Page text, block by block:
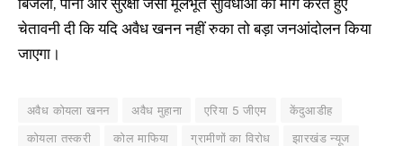
चेतावनी दी कि यदि अवैध खनन नहीं रुका तो बड़ा जनआंदोलन किया
जाएगा।
अवैध कोयला खनन अवैध मुहाना एरिया 5 जीएम
केंदुआडीह
कोयला तस्करी
कोल माफिया ग्रामीणों का विरोध
झारखंड न्यूज